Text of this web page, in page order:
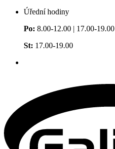
Úřední hodiny
Po: 8.00-12.00 | 17.00-19.00
St: 17.00-19.00